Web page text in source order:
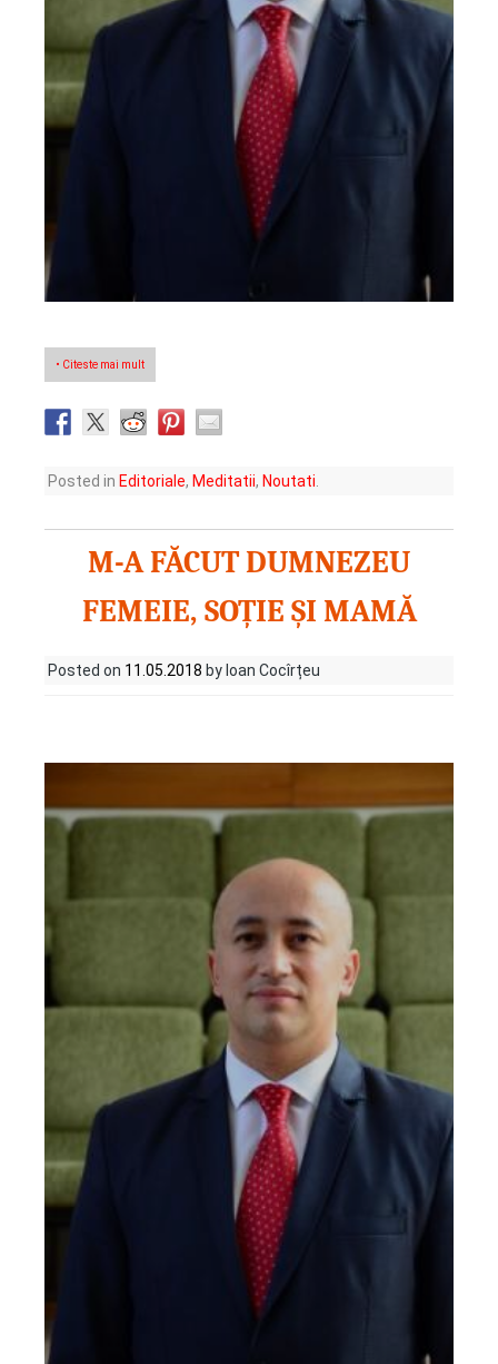
• Citeste mai mult
Posted in Editoriale, Meditatii, Noutati
M-A FĂCUT DUMNEZEU
FEMEIE, SOȚIE ȘI MAMĂ
Posted on 11.05.2018 by Ioan Cocîrțeu